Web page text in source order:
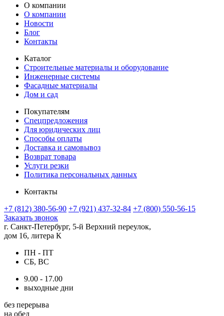
О компании
О компании
Новости
Блог
Контакты
Каталог
Строительные материалы и оборудование
Инженерные системы
Фасадные материалы
Дом и сад
Покупателям
Спецпредложения
Для юридических лиц
Способы оплаты
Доставка и самовывоз
Возврат товара
Услуги резки
Политика персональных данных
Контакты
+7 (812) 380-56-90 +7 (921) 437-32-84 +7 (800) 550-56-15
Заказать звонок
г. Санкт-Петербург, 5-й Верхний переулок,
дом 16, литера К
ПН - ПТ
СБ, ВС
9.00 - 17.00
выходные дни
без перерыва
на обед